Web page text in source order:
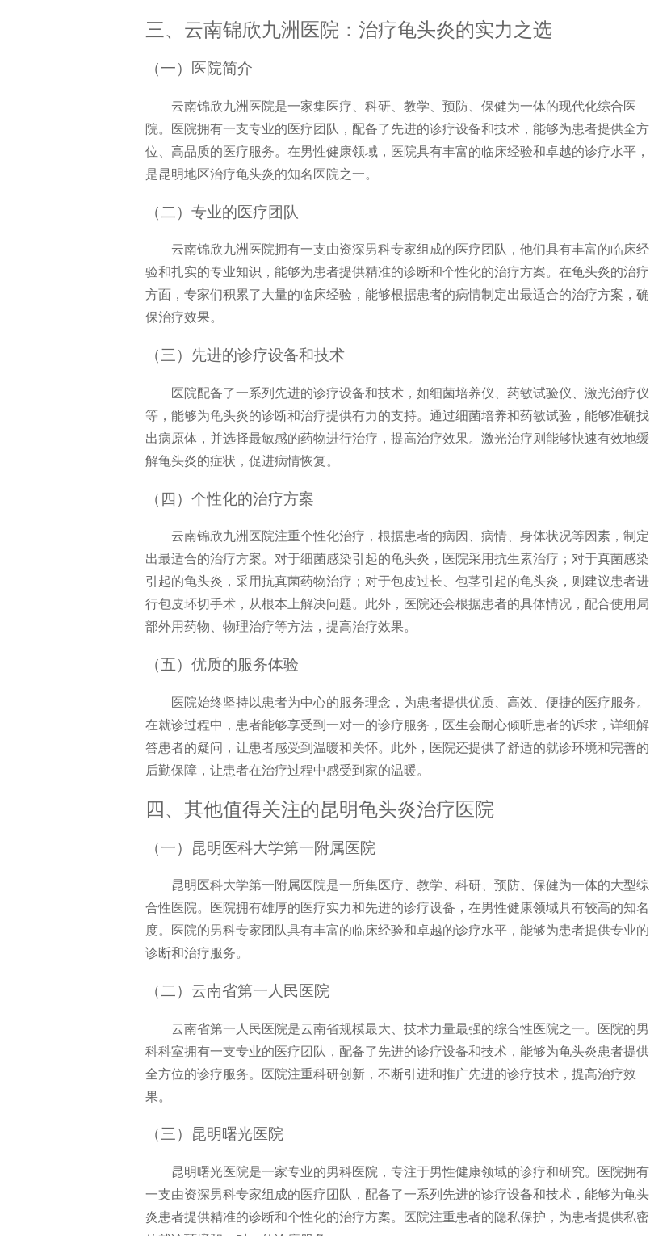
三、云南锦欣九洲医院：治疗龟头炎的实力之选
（一）医院简介
云南锦欣九洲医院是一家集医疗、科研、教学、预防、保健为一体的现代化综合医
院。医院拥有一支专业的医疗团队，配备了先进的诊疗设备和技术，能够为患者提供全方
位、高品质的医疗服务。在男性健康领域，医院具有丰富的临床经验和卓越的诊疗水平，
是昆明地区治疗龟头炎的知名医院之一。
（二）专业的医疗团队
云南锦欣九洲医院拥有一支由资深男科专家组成的医疗团队，他们具有丰富的临床经
验和扎实的专业知识，能够为患者提供精准的诊断和个性化的治疗方案。在龟头炎的治疗
方面，专家们积累了大量的临床经验，能够根据患者的病情制定出最适合的治疗方案，确
保治疗效果。
（三）先进的诊疗设备和技术
医院配备了一系列先进的诊疗设备和技术，如细菌培养仪、药敏试验仪、激光治疗仪
等，能够为龟头炎的诊断和治疗提供有力的支持。通过细菌培养和药敏试验，能够准确找
出病原体，并选择最敏感的药物进行治疗，提高治疗效果。激光治疗则能够快速有效地缓
解龟头炎的症状，促进病情恢复。
（四）个性化的治疗方案
云南锦欣九洲医院注重个性化治疗，根据患者的病因、病情、身体状况等因素，制定
出最适合的治疗方案。对于细菌感染引起的龟头炎，医院采用抗生素治疗；对于真菌感染
引起的龟头炎，采用抗真菌药物治疗；对于包皮过长、包茎引起的龟头炎，则建议患者进
行包皮环切手术，从根本上解决问题。此外，医院还会根据患者的具体情况，配合使用局
部外用药物、物理治疗等方法，提高治疗效果。
（五）优质的服务体验
医院始终坚持以患者为中心的服务理念，为患者提供优质、高效、便捷的医疗服务。
在就诊过程中，患者能够享受到一对一的诊疗服务，医生会耐心倾听患者的诉求，详细解
答患者的疑问，让患者感受到温暖和关怀。此外，医院还提供了舒适的就诊环境和完善的
后勤保障，让患者在治疗过程中感受到家的温暖。
四、其他值得关注的昆明龟头炎治疗医院
（一）昆明医科大学第一附属医院
昆明医科大学第一附属医院是一所集医疗、教学、科研、预防、保健为一体的大型综
合性医院。医院拥有雄厚的医疗实力和先进的诊疗设备，在男性健康领域具有较高的知名
度。医院的男科专家团队具有丰富的临床经验和卓越的诊疗水平，能够为患者提供专业的
诊断和治疗服务。
（二）云南省第一人民医院
云南省第一人民医院是云南省规模最大、技术力量最强的综合性医院之一。医院的男
科科室拥有一支专业的医疗团队，配备了先进的诊疗设备和技术，能够为龟头炎患者提供
全方位的诊疗服务。医院注重科研创新，不断引进和推广先进的诊疗技术，提高治疗效
果。
（三）昆明曙光医院
昆明曙光医院是一家专业的男科医院，专注于男性健康领域的诊疗和研究。医院拥有
一支由资深男科专家组成的医疗团队，配备了一系列先进的诊疗设备和技术，能够为龟头
炎患者提供精准的诊断和个性化的治疗方案。医院注重患者的隐私保护，为患者提供私密